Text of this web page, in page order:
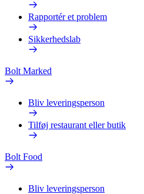
Rapportér et problem
Sikkerhedslab
Bolt Marked
Bliv leveringsperson
Tilføj restaurant eller butik
Bolt Food
Bliv leveringsperson